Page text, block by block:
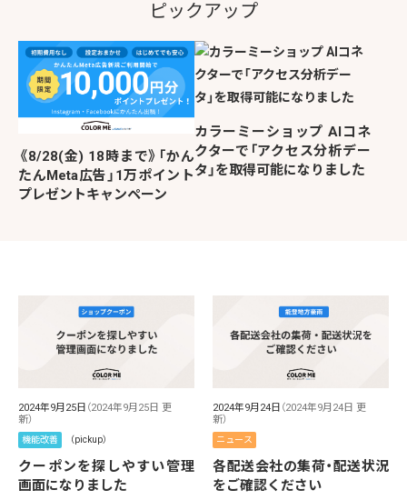
ピックアップ
《8/28(金) 18時まで》「かん
たんMeta広告」1万ポイント
プレゼントキャンペーン
カラーミーショップ AIコネ
クターで「アクセス分析デー
タ」を取得可能になりました
2024年9月25日 （2024年9月25日 更
新）
機能改善 （pickup）
クーポンを探しやすい管理
画面になりました
2024年9月24日 （2024年9月24日 更
新）
ニュース
各配送会社の集荷・配送状況
をご確認ください